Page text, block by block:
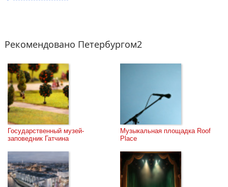
Рекомендовано Петербургом2
Государственный музей-
заповедник Гатчина
Музыкальная площадка Roof
Place